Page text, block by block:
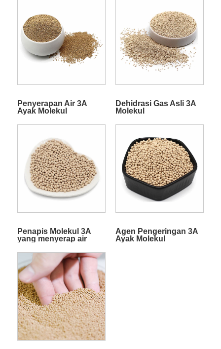
Penyerapan Air 3A
Ayak Molekul
Dehidrasi Gas Asli 3A
Molekul
Penapis Molekul 3A
yang menyerap air
Agen Pengeringan 3A
Ayak Molekul